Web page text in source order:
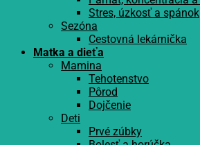
Stres, úzkosť a spánok
Sezóna
Cestovná lekárnička
Matka a dieťa
Mamina
Tehotenstvo
Pôrod
Dojčenie
Deti
Prvé zúbky